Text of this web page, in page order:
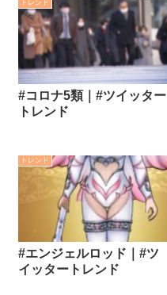
トレンド
#コロナ5類｜#ツイッター
トレンド
トレンド
#エンジェルロッド｜#ツ
イッタートレンド